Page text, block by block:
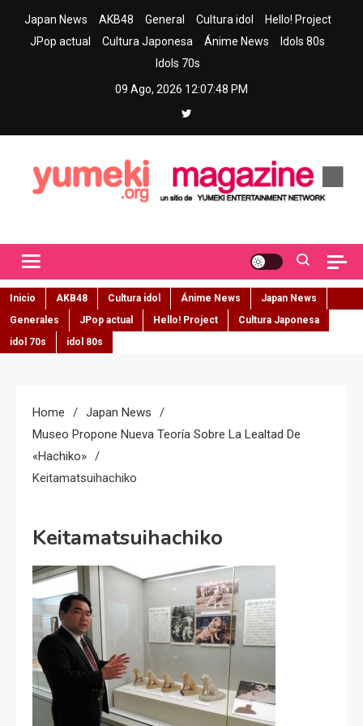
Japan News AKB48 General Cultura idol
Hello! Project
JPop actual
Cultura Japonesa Ánime News
Idols 80s
Idols 70s
09 Ago, 2026 12:07:49 PM
Inicio AKB48 Cultura idol Ánime News
Japan News
Generales
JPop actual Hello! Project
Cultura Japonesa
idol 70s
idol 80s
Home
Japan News
Museo Propone Nueva Teoría Sobre La Lealtad De
«Hachiko»
Keitamatsuihachiko
Keitamatsuihachiko